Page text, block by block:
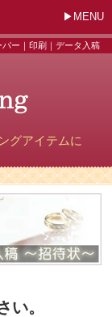
MENU
ー｜印刷｜データ入稿
グアイテムに
い。